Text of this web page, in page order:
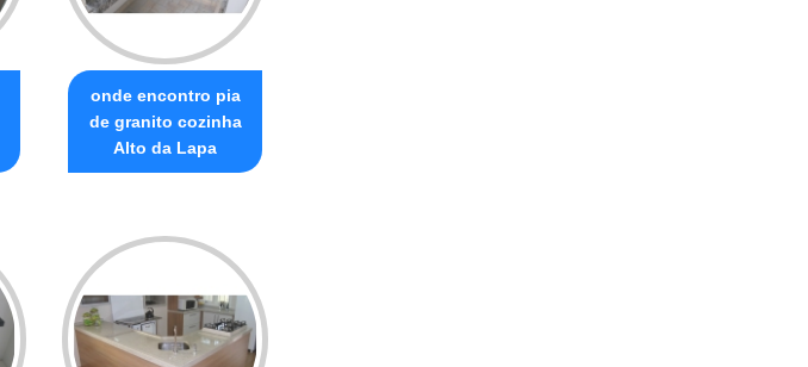
onde encontro pia
de granito cozinha
Alto da Lapa